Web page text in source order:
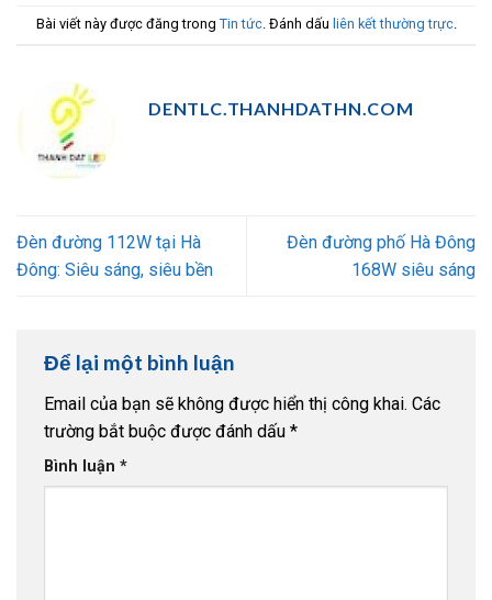
Bài viết này được đăng trong Tin tức. Đánh dấu liên kết thường trực.
DENTLC.THANHDATHN.COM
Đèn đường 112W tại Hà
Đông: Siêu sáng, siêu bền
Đèn đường phố Hà Đông
168W siêu sáng
Để lại một bình luận
Email của bạn sẽ không được hiển thị công khai. Các
trường bắt buộc được đánh dấu *
Bình luận *